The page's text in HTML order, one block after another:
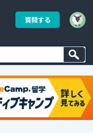
質問する